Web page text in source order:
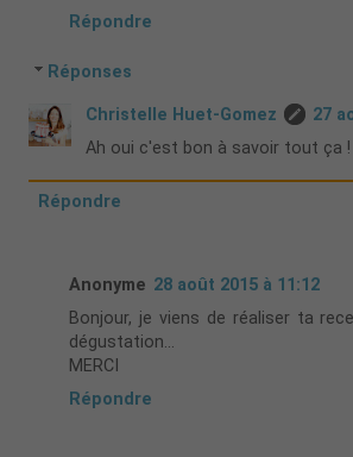
Répondre
Réponses
Christelle Huet-Gomez
27
Ah oui c'est bon à savoir tout ça !
Répondre
Anonyme 28 août 2015 à 11:12
Bonjour, je viens de réaliser ta
dégustation...
MERCI
Répondre